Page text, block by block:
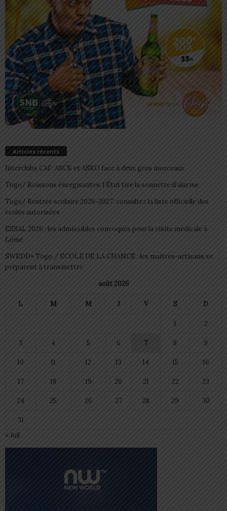
Articles récents
Interclubs CAF: ASCK et ASKO face à deux gros morceaux
Togo/ Boissons énergisantes: l’État tire la sonnette d’alarme
Togo/ Rentrée scolaire 2026-2027: consultez la liste officielle des
écoles autorisées
ESSAL 2026 : les admissibles convoqués pour la visite médicale à
Lomé
SWEDD+ Togo / ECOLE DE LA CHANCE : les maitres-artisans se
préparent à transmettre
août 2026
L M M J V S D
1 2
3 4 5 6 7 8 9
10 11 12 13 14 15 16
17 18 19 20 21 22 23
24 25 26 27 28 29 30
31
« Juil